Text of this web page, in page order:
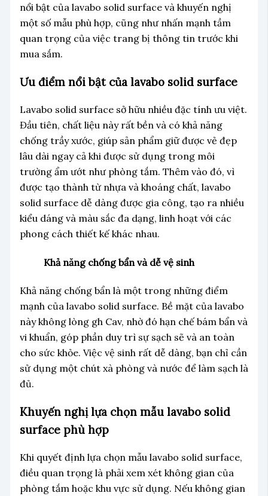
nổi bật của lavabo solid surface và khuyến nghị
một số mẫu phù hợp, cũng như nhấn mạnh tầm
quan trọng của việc trang bị thông tin trước khi
mua sắm.
Ưu điểm nổi bật của lavabo solid surface
Lavabo solid surface sở hữu nhiều đặc tính ưu việt.
Đầu tiên, chất liệu này rất bền và có khả năng
chống trầy xước, giúp sản phẩm giữ được vẻ đẹp
lâu dài ngay cả khi được sử dụng trong môi
trường ẩm ướt như phòng tắm. Thêm vào đó, vì
được tạo thành từ nhựa và khoáng chất, lavabo
solid surface dễ dàng được gia công, tạo ra nhiều
kiểu dáng và màu sắc đa dạng, linh hoạt với các
phong cách thiết kế khác nhau.
Khả năng chống bẩn và dễ vệ sinh
Khả năng chống bẩn là một trong những điểm
mạnh của lavabo solid surface. Bề mặt của lavabo
này không lòng gh Cav, nhờ đó hạn chế bám bẩn và
vi khuẩn, góp phần duy trì sự sạch sẽ và an toàn
cho sức khỏe. Việc vệ sinh rất dễ dàng, bạn chỉ cần
sử dụng một chút xà phòng và nước để làm sạch là
đủ.
Khuyến nghị lựa chọn mẫu lavabo solid
surface phù hợp
Khi quyết định lựa chọn mẫu lavabo solid surface,
điều quan trọng là phải xem xét không gian của
phòng tắm hoặc khu vực sử dụng. Nếu không gian